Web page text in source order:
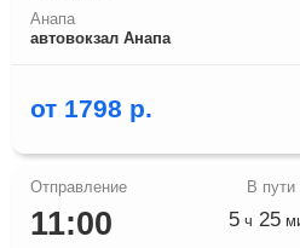
Анапа
автовокзал Анапа
от 1798 р.
11:00 5 ч 25